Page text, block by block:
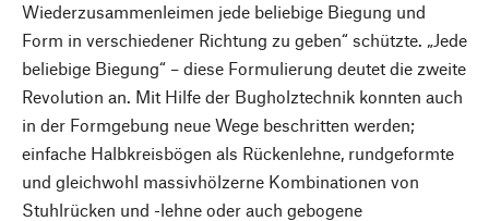
Wiederzusammenleimen jede beliebige Biegung und
Form in verschiedener Richtung zu geben“ schützte. „Jede
beliebige Biegung“ – diese Formulierung deutet die zweite
Revolution an. Mit Hilfe der Bugholztechnik konnten auch
in der Formgebung neue Wege beschritten werden;
einfache Halbkreisbögen als Rückenlehne, rundgeformte
und gleichwohl massivhölzerne Kombinationen von
Stuhlrücken und -lehne oder auch gebogene